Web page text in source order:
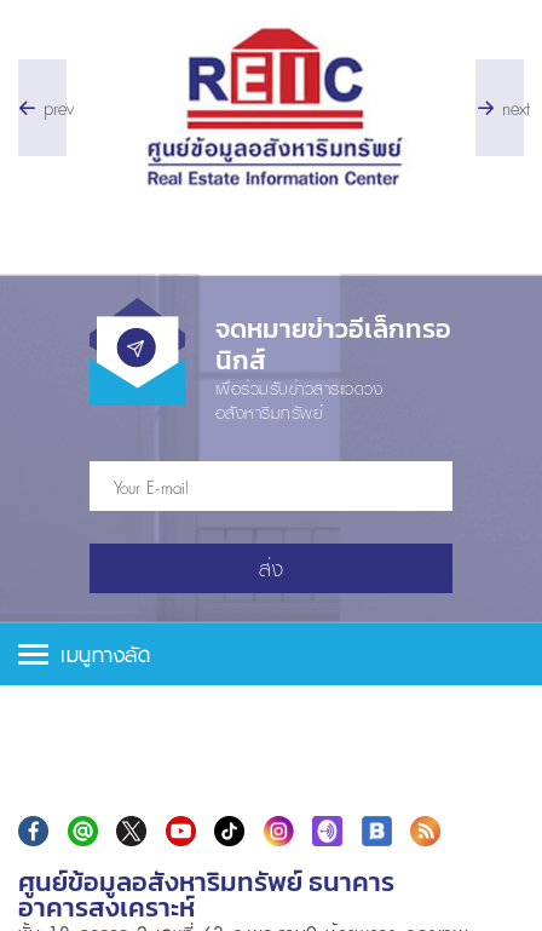
prev next
จดหมายข่าวอีเล็กทรอ
นิกส์
เพื่อร่วมรับข่าวสารแวดวง
อสังหาริมทรัพย์
ส่ง
เมนูทางลัด
ศูนย์ข้อมูลอสังหาริมทรัพย์ ธนาคาร
อาคารสงเคราะห์